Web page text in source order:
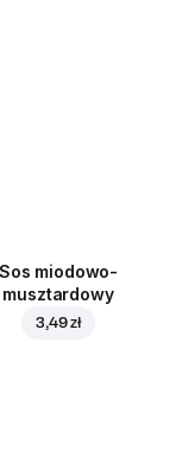
Sos miodowo-
musztardowy
3,49 zł